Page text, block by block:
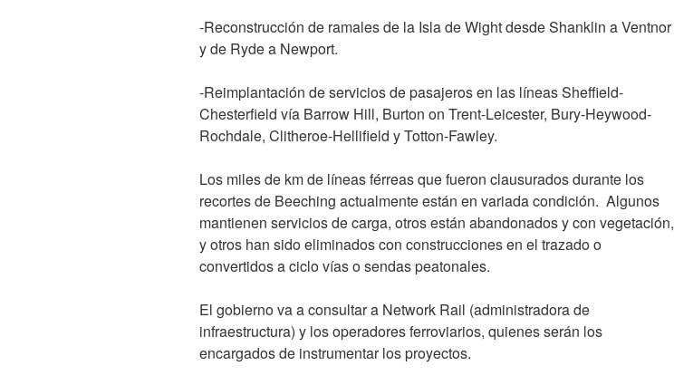
-Reconstrucción de ramales de la Isla de Wight desde Shanklin a Ventnor
y de Ryde a Newport.
-Reimplantación de servicios de pasajeros en las líneas Sheffield-
Chesterfield vía Barrow Hill, Burton on Trent-Leicester, Bury-Heywood-
Rochdale, Clitheroe-Hellifield y Totton-Fawley.
Los miles de km de líneas férreas que fueron clausurados durante los
recortes de Beeching actualmente están en variada condición. Algunos
mantienen servicios de carga, otros están abandonados y con vegetación,
y otros han sido eliminados con construcciones en el trazado o
convertidos a ciclo vías o sendas peatonales.
El gobierno va a consultar a Network Rail (administradora de
infraestructura) y los operadores ferroviarios, quienes serán los
encargados de instrumentar los proyectos.